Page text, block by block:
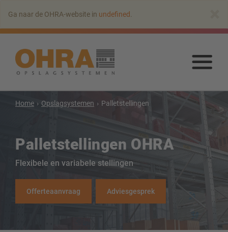
hoofdinhoud
springen
Ga naar de OHRA-website in undefined
Home Opslagsystemen Palletstellingen
Palletstellingen OHRA
Flexibele en variabele stellingen
Offerteaanvraag Adviesgesprek